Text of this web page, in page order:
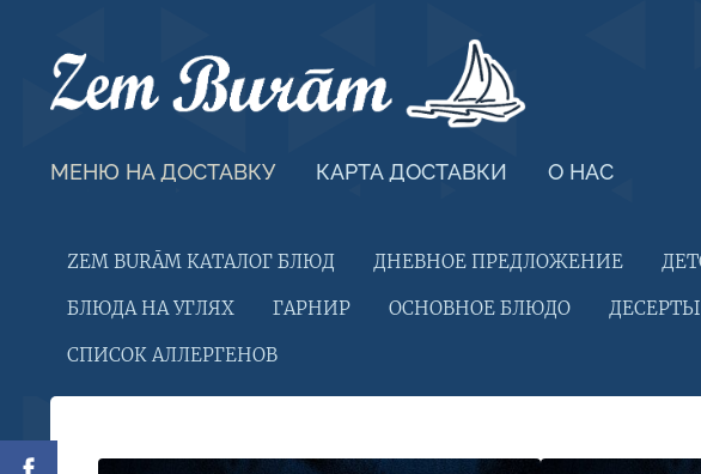
МЕНЮ НА ДОСТАВКУ КАРТА ДОСТАВКИ О НАС
ZEM BURĀM КАТАЛОГ БЛЮД ДНЕВНОЕ ПРЕДЛОЖЕНИЕ
БЛЮДА НА УГЛЯХ ГАРНИР ОСНОВНОЕ БЛЮДО ДЕСЕРТЫ
СПИСОК АЛЛЕРГЕНОВ